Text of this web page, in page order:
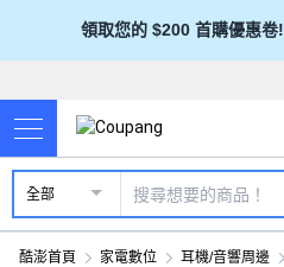
領取您的 $200 首購優惠卷!
全部
酷澎首頁 家電數位 耳機/音響周邊